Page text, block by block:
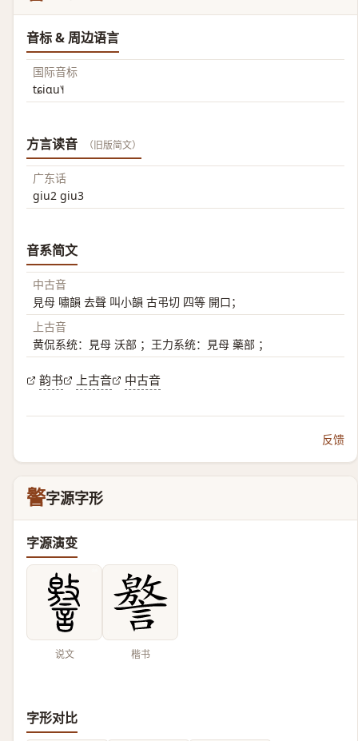
音标 & 周边语言
国际音标
tɕiɑu˥˧
方言读音 （旧版简文）
广东话
giu2 giu3
音系简文
中古音
見母 嘯韻 去聲 叫小韻 古弔切 四等 開口；
上古音
黄侃系统：見母 沃部 ；王力系统：見母 藥部 ；
韵书 上古音 中古音
反馈
譥字源字形
字源演变
说文 楷书
字形对比